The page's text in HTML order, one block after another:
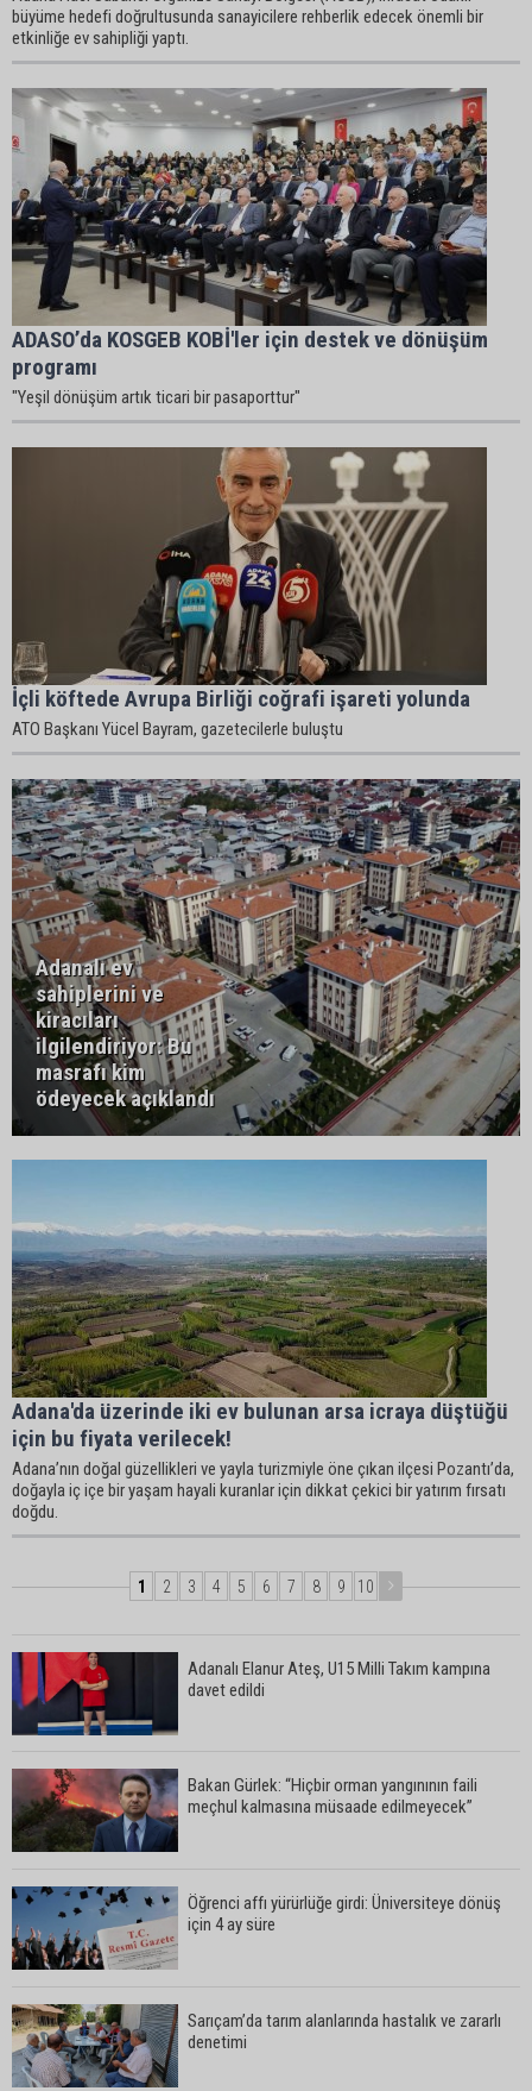
büyüme hedefi doğrultusunda sanayicilere rehberlik edecek önemli bir
etkinliğe ev sahipliği yaptı.
ADASO’da KOSGEB KOBİ'ler için destek ve dönüşüm
programı
"Yeşil dönüşüm artık ticari bir pasaporttur"
İçli köftede Avrupa Birliği coğrafi işareti yolunda
ATO Başkanı Yücel Bayram, gazetecilerle buluştu
Adanalı ev
sahiplerini ve
kiracıları
ilgilendiriyor: Bu
masrafı kim
ödeyecek açıklandı
Adana'da üzerinde iki ev bulunan arsa icraya düştüğü
için bu fiyata verilecek!
Adana’nın doğal güzellikleri ve yayla turizmiyle öne çıkan ilçesi Pozantı’da,
doğayla iç içe bir yaşam hayali kuranlar için dikkat çekici bir yatırım fırsatı
doğdu.
1 2 3 4 5 6 7 8 9 10
Adanalı Elanur Ateş, U15 Milli Takım kampına
davet edildi
Bakan Gürlek: “Hiçbir orman yangınının faili
meçhul kalmasına müsaade edilmeyecek”
Öğrenci affı yürürlüğe girdi: Üniversiteye dönüş
için 4 ay süre
Sarıçam’da tarım alanlarında hastalık ve zararlı
denetimi